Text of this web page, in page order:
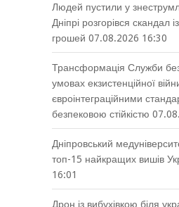
Людей пустили у
Дніпрі розгорівся скандал
грошей 07.08.2026 16:30
Трансформація Служби
умовах екзистенційної
євроінтеграційними
безпековою стійкістю
Дніпровський
топ-15 найкращих вишів
16:01
Дрон із вибухівкою біля